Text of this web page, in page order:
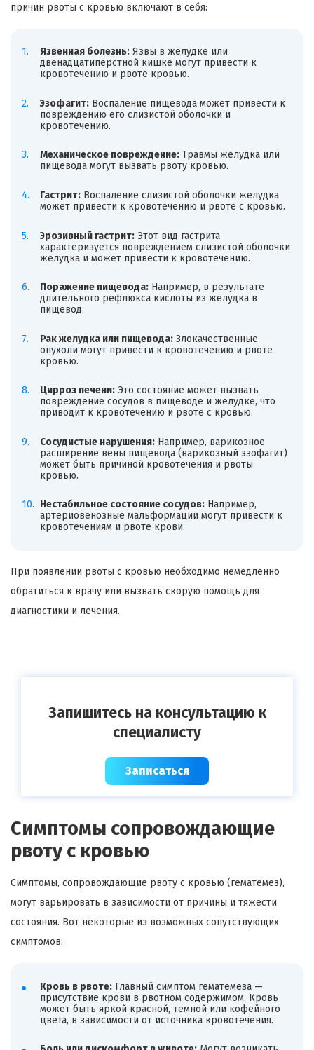
причин рвоты с кровью включают в себя:
Язвенная болезнь:Язвы в желудке или
двенадцатиперстной кишке могут привести к
кровотечению и рвоте кровью.
Эзофагит:Воспаление пищевода может привести к
повреждению его слизистой оболочки и
кровотечению.
Механическое повреждение:Травмы желудка или
пищевода могут вызвать рвоту кровью.
Гастрит:Воспаление слизистой оболочки желудка
может привести к кровотечению и рвоте с кровью.
Эрозивный гастрит:Этот вид гастрита
характеризуется повреждением слизистой оболочки
желудка и может привести к кровотечению.
Поражение пищевода:Например, в результате
длительного рефлюкса кислоты из желудка в
пищевод.
Рак желудка или пищевода:Злокачественные
опухоли могут привести к кровотечению и рвоте
кровью.
Цирроз печени:Это состояние может вызвать
повреждение сосудов в пищеводе и желудке, что
приводит к кровотечению и рвоте с кровью.
Сосудистые нарушения:Например, варикозное
расширение вены пищевода (варикозный эзофагит)
может быть причиной кровотечения и рвоты
кровью.
Нестабильное состояние сосудов:Например,
артериовенозные мальформации могут привести к
кровотечениям и рвоте крови.
При появлении рвоты с кровью необходимо немедленно
обратиться к врачу или вызвать скорую помощь для
диагностики и лечения.
Запишитесь на консультацию к
специалисту
Записаться
Симптомы сопровождающие
рвоту с кровью
Симптомы, сопровождающие рвоту с кровью (гематемез),
могут варьировать в зависимости от причины и тяжести
состояния. Вот некоторые из возможных сопутствующих
симптомов:
Кровь в рвоте:Главный симптом гематемеза —
присутствие крови в рвотном содержимом. Кровь
может быть яркой красной, темной или кофейного
цвета, в зависимости от источника кровотечения.